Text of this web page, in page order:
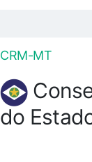
CRM-MT
do